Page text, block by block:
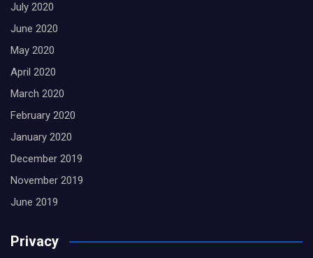
July 2020
June 2020
May 2020
April 2020
March 2020
February 2020
January 2020
December 2019
November 2019
June 2019
Privacy